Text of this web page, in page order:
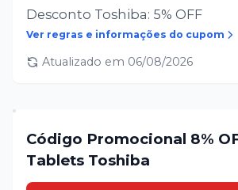
Desconto Toshiba: 5% OFF
Ver regras e informações do cupom
Atualizado em 06/08/2026
Código Promocional 8%
Tablets Toshiba